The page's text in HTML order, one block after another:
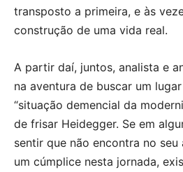
transposto a primeira, e às
construção de uma vida real.
A partir daí, juntos, analista e
na aventura de buscar um
“situação demencial da
de frisar Heidegger. Se em
sentir que não encontra no
um cúmplice nesta jornada,